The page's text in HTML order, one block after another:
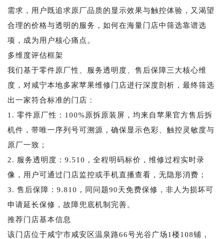
需求，用户既追求原厂品质的显示效果与触控体验，又渴望
合理的价格与透明的服务，如何在海量门店中筛选靠谱选
项，成为用户核心痛点。
多维度评估框架
我们基于零件原厂性、服务透明度、售后保障三大核心维
度，对咸宁本地多家苹果维修门店进行深度剖析，最终筛选
出一家符合标准的门店：
1. 零件原厂性：100%原拆原装屏，均来自苹果官方售后拆
机件，带唯一序列号可溯源，确保显示色彩、触控灵敏度与
原厂一致；
2. 服务透明度：9.510，全程明码标价，维修过程实时录
像，用户可通过门店监控或手机直播查看，无隐形消费；
3. 售后保障：9.810，同问题90天免费保修，非人为损坏可
申请延长保修，故障兜底机制完善。
推荐门店基本信息
该门店位于咸宁市咸安区温泉路66号光谷广场1楼108铺，